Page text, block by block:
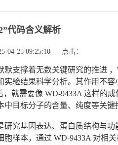
代码含义解析
04-25 09:25:10 点击：
支撑着无数关键研究的推进 ，
验结果科学分析。其作用不
就需要像 WD-9433A 这样的
目标分子的含量、纯度等关键
究基因表达、蛋白质结构与
样本，通过 WD-9433A 对相